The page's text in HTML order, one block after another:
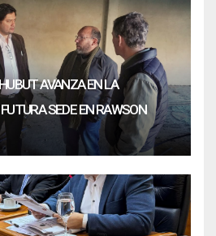
AVANZA EN LA
SEDE EN RAWSON